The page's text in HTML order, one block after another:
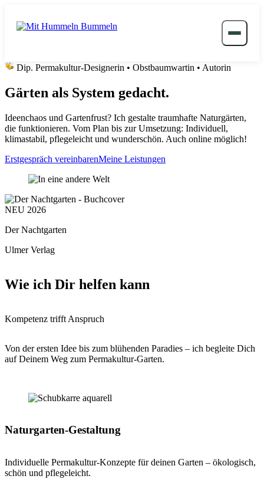
Dip. Permakultur-Designerin • Obstbaumwartin • Autorin
Gärten als System gedacht.
Ideenchaos und Gartenfrust? Ich gestalte traumhafte Naturgärten,
die funktionieren. Vom Plan bis zur Umsetzung: Individuell,
klimastabil, pflegeleicht und wunderschön. Auch online möglich!
Erstgespräch vereinbarenMeine Leistungen
NEU 2026
Der Nachtgarten
Ulmer Verlag
Wie ich Dir helfen kann
Kompetenz trifft Anspruch
Von der ersten Idee bis zum blühenden Paradies – ich begleite Dich
auf Deinem Weg zum Permakultur-Garten.
Naturgarten-Gestaltung
Individuelle Permakultur-Konzepte für deinen Garten – ökologisch,
schön und pflegeleicht.